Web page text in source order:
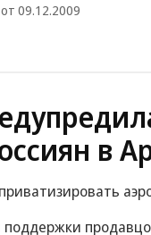
от 09.12.2009
в